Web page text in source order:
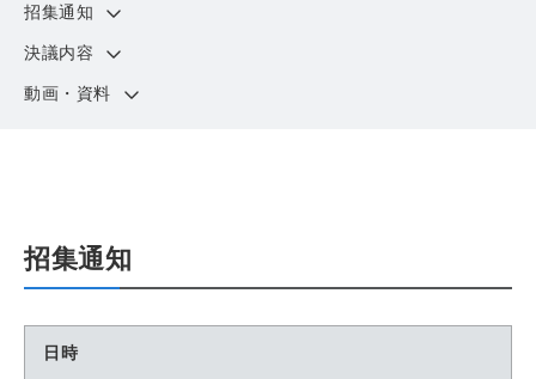
招集通知
決議内容
動画・資料
招集通知
日時